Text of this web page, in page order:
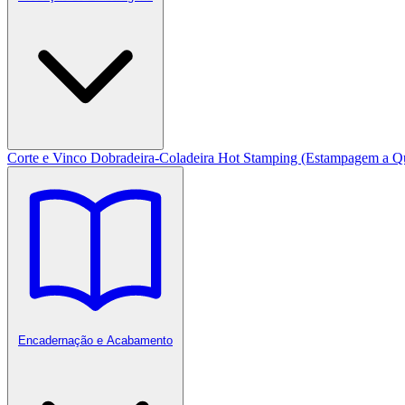
Corte e Vinco Dobradeira-Coladeira Hot Stamping (Estampagem a
Encadernação e Acabamento